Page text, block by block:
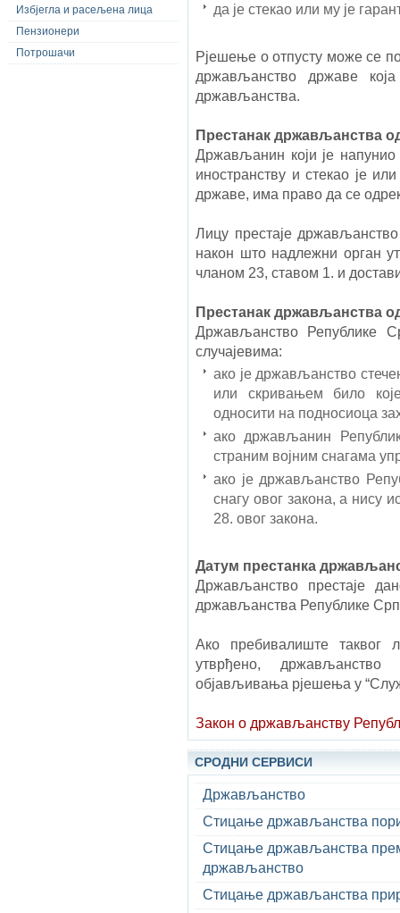
да је стекао или му је
Рјешење о отпусту може се
држављанство државе
држављанства.
Престанак држављанства
Држављанин који је
иностранству и стекао је
државе, има право да се
Лицу престаје
након што надлежни орган
чланом 23, ставом 1. и
Престанак држављанства
Држављанство Републике
случајевима:
ако је држављанство
или скривањем било
односити на подносиоца
ако држављанин
страним војним снагама
ако је држављанство
снагу овог закона, а нису
28. овог закона.
Датум престанка
Држављанство престаје
држављанства Републике
Ако пребивалиште таквог
утврђено,
објављивања рјешења у
Закон о држављанству
СРОДНИ СЕРВИСИ
Држављанство
Стицање држављанства
Стицање држављанства
држављанство
Стицање држављанства
Избјегла и расељена лица
Пензионери
Потрошачи